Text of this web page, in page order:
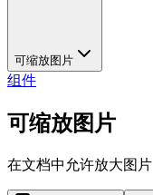
可缩放图片
组件
可缩放图片
在文档中允许放大图片